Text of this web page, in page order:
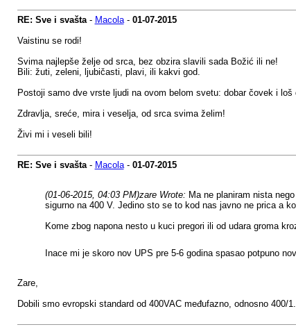
RE: Sve i svašta- Macola- 01-07-2015
Vaistinu se rodi!
Svima najlepše želje od srca, bez obzira slavili sada Božić ili ne!
Bili: žuti, zeleni, ljubičasti, plavi, ili kakvi god.
Postoji samo dve vrste ljudi na ovom belom svetu: dobar čovek i
Zdravlja, sreće, mira i veselja, od srca svima želim!
Živi mi i veseli bili!
RE: Sve i svašta- Macola- 01-07-2015
(01-06-2015, 04:03 PM)zare Wrote: Ma ne planiram nista
sigurno na 400 V. Jedino sto se to kod nas javno ne prica a
Kome zbog napona nesto u kuci pregori ili od udara groma
Inace mi je skoro nov UPS pre 5-6 godina spasao potpuno
Zare,
Dobili smo evropski standard od 400VAC međufazno, odnosno 400/